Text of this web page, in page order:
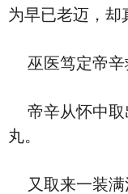
为早已老迈，却
巫医笃定帝辛
帝辛从怀中取
丸。
又取来一装满